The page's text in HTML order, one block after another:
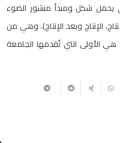
يحمل شكل ومبدأ منشور الضوء
الإنتاج وبعد الإنتاج)، وهي من
هي الأولى التي تُقدمها الجامعة